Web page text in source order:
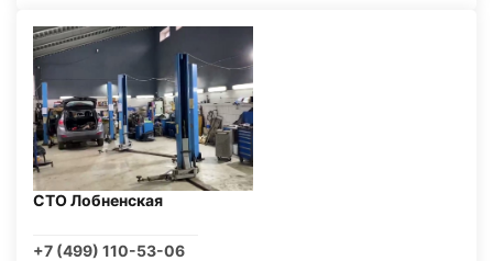
СТО Лобненская
+7 (499) 110-53-06